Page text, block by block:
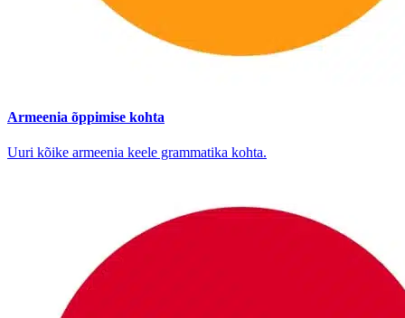
Armeenia õppimise kohta
Uuri kõike armeenia keele grammatika kohta.